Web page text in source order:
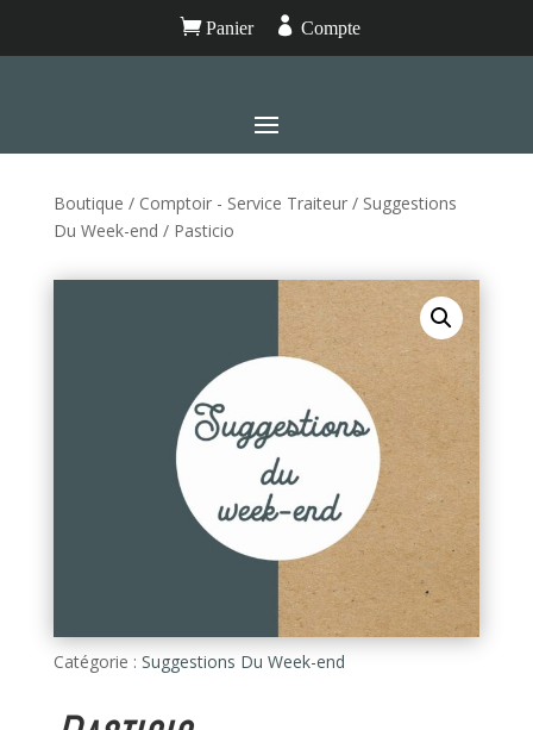
Panier  Compte
Boutique / Comptoir - Service Traiteur/ Suggestions
Du Week-end / Pasticio
Catégorie : Suggestions Du Week-end